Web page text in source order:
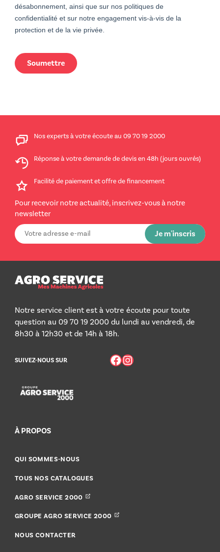
désabonnement, ainsi que sur nos politiques de
confidentialité et sur notre engagement vis-à-vis de la
protection et de la vie privée.
Nos experts à votre écoute au 09 70 19 2000
Réponse à votre demande de devis en 48h (jours ouvrés)
Facilité de paiement et offre de financement
Pour recevoir notre actualité, inscrivez-vous à notre
newsletter
Notre service client est à votre écoute pour toute
question au 09 70 19 2000 du lundi au vendredi, de
8h30 à 12h30 et de 14h à 18h.
SUIVEZ-NOUS SUR Facebook Instagram
À PROPOS
QUI SOMMES-NOUS
TOUS NOS CATALOGUES
AGRO SERVICE 2000
GROUPE AGRO SERVICE 2000
NOUS CONTACTER